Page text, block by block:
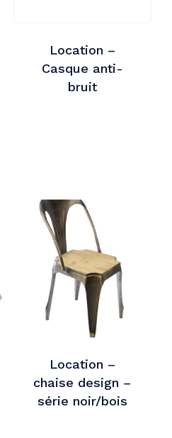
Location –
Casque anti-
bruit
Location –
chaise design –
série noir/bois